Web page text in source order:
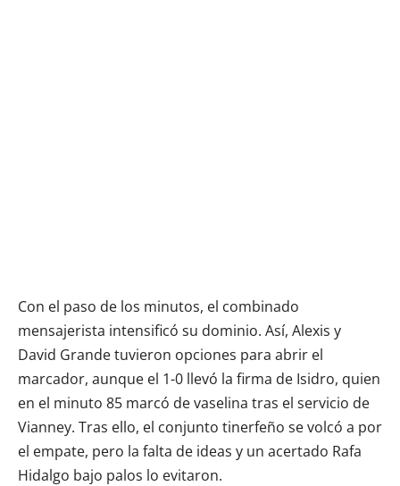
Con el paso de los minutos, el combinado
mensajerista intensificó su dominio. Así, Alexis y
David Grande tuvieron opciones para abrir el
marcador, aunque el 1-0 llevó la firma de Isidro, quien
en el minuto 85 marcó de vaselina tras el servicio de
Vianney. Tras ello, el conjunto tinerfeño se volcó a por
el empate, pero la falta de ideas y un acertado Rafa
Hidalgo bajo palos lo evitaron.